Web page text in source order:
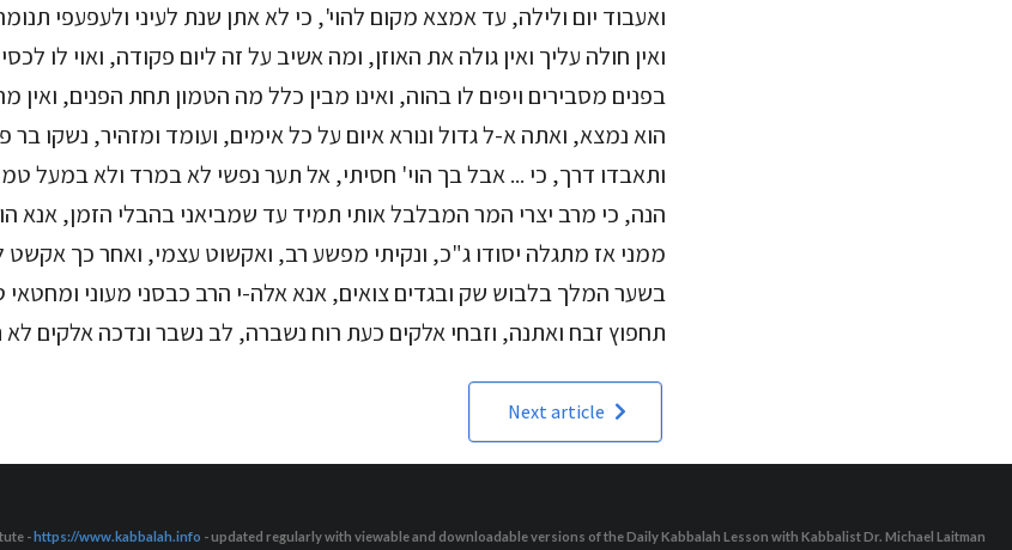
ואעבוד יום ולילה, עד אמצא מקום להוי', כי לא אתן שנת לעיני ולעפעפי
ואין חולה עליך ואין גולה את האוזן, ומה אשיב על זה ליום פקודה, ואוי לו
בפנים מסבירים ויפים לו בהוה, ואינו מבין כלל מה הטמון תחת הפנים, ואין
הוא נמצא, ואתה א-ל גדול ונורא איום על כל אימים, ועומד ומזהיר, נשקו בר
ותאבדו דרך, כי ... אבל בך הוי' חסיתי, אל תער נפשי לא במרד ולא במעל
הנה, כי מרב יצרי המר המבלבל אותי תמיד עד שמביאני בהבלי הזמן, אנא
ממני אז מתגלה יסודו ג"כ, ונקיתי מפשע רב, ואקשוט עצמי, ואחר כך אקשט
בשער המלך בלבוש שק ובגדים צואים, אנא אלה-י הרב כבסני מעוני
תחפוץ זבח ואתנה, וזבחי אלקים כעת רוח נשברה, לב נשבר ונדכה אלקים
Next article
-https://www.kabbalah.info - updated regularly with viewable and downloadable versions of the Daily Kabbalah Lesson with Kabbalist Dr. Michael Laitman